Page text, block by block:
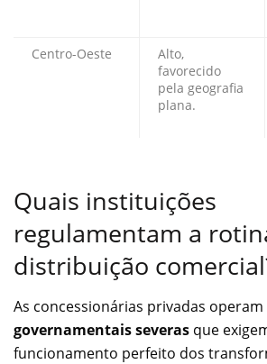
Centro-Oeste
Alto,
favorecido
pela geografia
plana.
Quais instituições
regulamentam a
distribuição
As concessionárias privadas operam
governamentais severas que
funcionamento perfeito dos